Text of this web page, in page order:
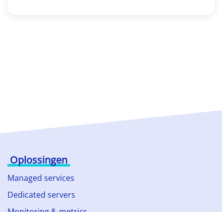
Oplossingen
Managed services
Dedicated servers